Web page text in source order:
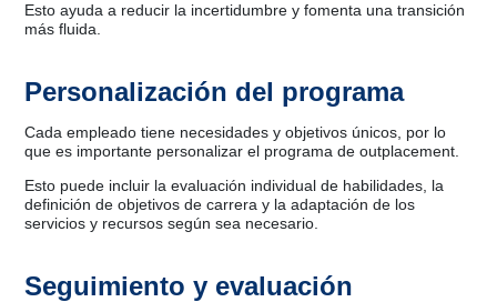
Esto ayuda a reducir la incertidumbre y fomenta una transición
más fluida.
Personalización del programa
Cada empleado tiene necesidades y objetivos únicos, por lo
que es importante personalizar el programa de outplacement.
Esto puede incluir la evaluación individual de habilidades, la
definición de objetivos de carrera y la adaptación de los
servicios y recursos según sea necesario.
Seguimiento y evaluación